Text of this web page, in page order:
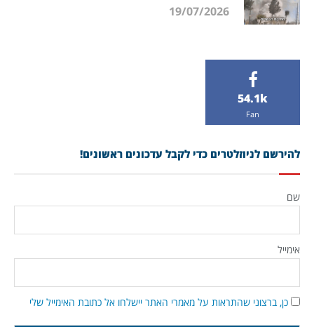
54.1k
Fan
להירשם לניוזלטרים כדי לקבל עדכונים ראשונים!
שם
אימייל
כן, ברצוני שהתראות על מאמרי האתר יישלחו אל כתובת האימייל שלי